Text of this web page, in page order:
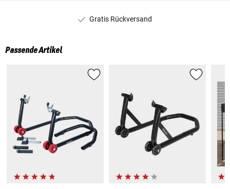
Gratis Rückversand
Passende Artikel